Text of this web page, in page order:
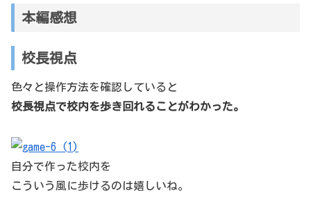
本編感想
校長視点
色々と操作方法を確認していると
校長視点で校内を歩き回れることがわかった。
自分で作った校内を
こういう風に歩けるのは嬉しいね。